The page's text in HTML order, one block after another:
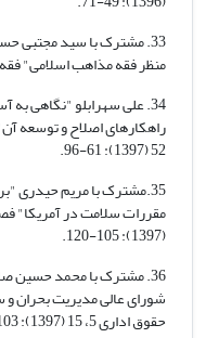
33. مشترک با سید مجتبی
منظر فقه مذاهب اسلامی" فقه مقارن 5، 10
34. علی سهرابلو "نگاهی
52 (1397): 61-96.
35.مشترک با مریم حیدری
(1397): 105-120.
36. مشترک با محمد
شورای عالی مدیریت بحران
حقوق اداری 5، 15 (1397): 103-124.